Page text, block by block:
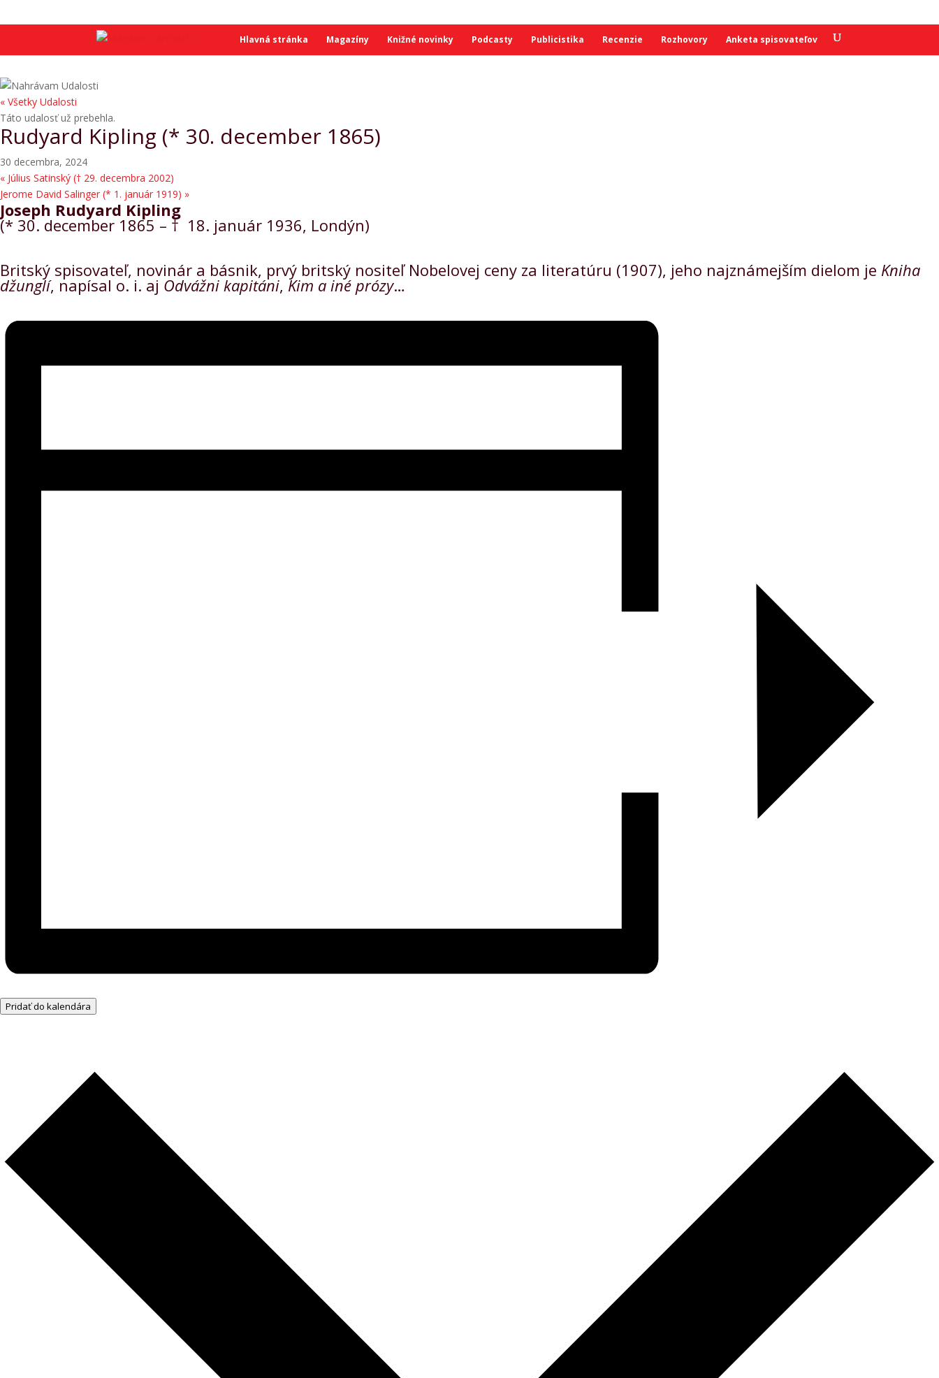
Hlavná stránka Magazíny Knižné novinky Podcasty Publicistika Recenzie Rozhovory Anketa spisovateľov
« Všetky Udalosti
Táto udalosť už prebehla.
Rudyard Kipling (* 30. december 1865)
30 decembra, 2024
« Július Satinský († 29. decembra 2002)
Jerome David Salinger (* 1. január 1919) »
Joseph Rudyard Kipling
(* 30. december 1865 – † 18. január 1936, Londýn)
Britský spisovateľ, novinár a básnik, prvý britský nositeľ Nobelovej ceny za literatúru (1907), jeho najznámejším dielom je Kniha
džunglí, napísal o. i. aj Odvážni kapitáni, Kim a iné prózy…
Pridať do kalendára